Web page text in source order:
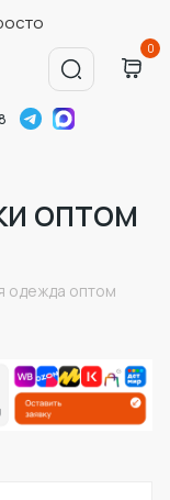
0
оптом
одежда оптом